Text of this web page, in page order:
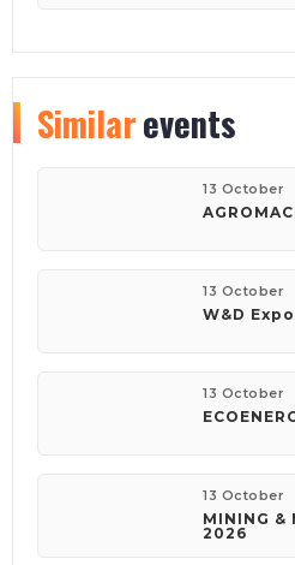
Similarevents
13 October
13 October
W&D
13 October
13 October
MINING &
2026